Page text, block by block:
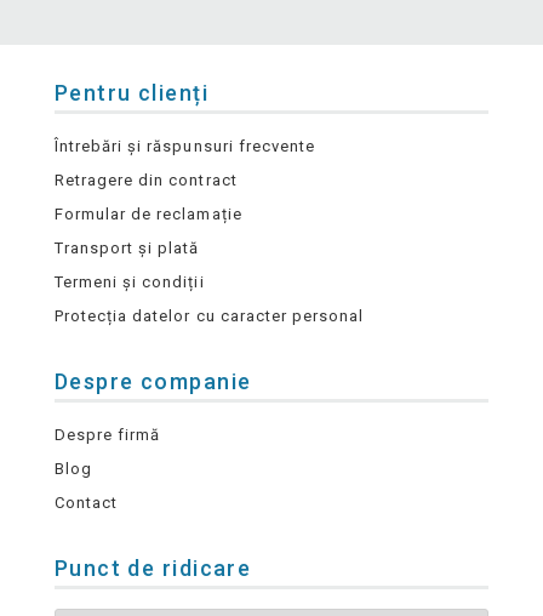
Pentru clienți
Întrebări și răspunsuri frecvente
Retragere din contract
Formular de reclamație
Transport și plată
Termeni și condiții
Protecția datelor cu caracter personal
Despre companie
Despre firmă
Blog
Contact
Punct de ridicare